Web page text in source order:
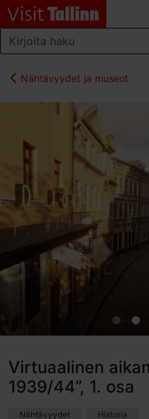
Nähtävyydet ja museot
Virtuaalinen
1939/44”, 1. osa
Nähtävyydet Historia